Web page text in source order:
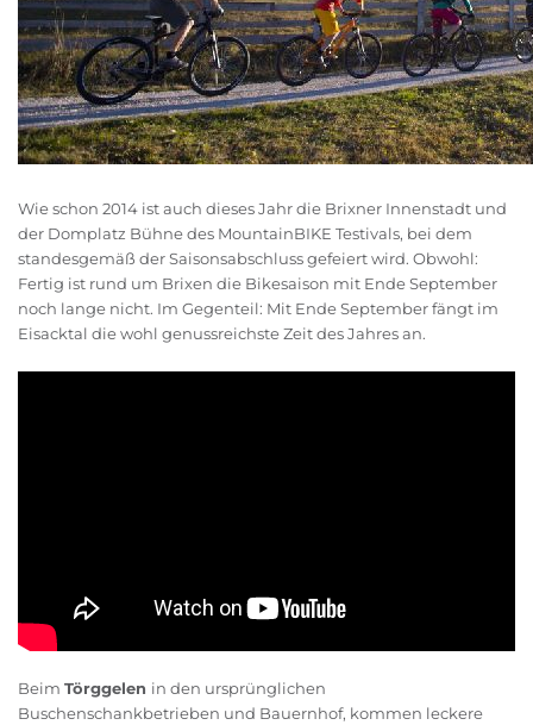
Wie schon 2014 ist auch dieses Jahr die Brixner Innenstadt und
der Domplatz Bühne des MountainBIKE Testivals, bei dem
standesgemäß der Saisonsabschluss gefeiert wird. Obwohl:
Fertig ist rund um Brixen die Bikesaison mit Ende September
noch lange nicht. Im Gegenteil: Mit Ende September fängt im
Eisacktal die wohl genussreichste Zeit des Jahres an.
Beim Törggelen in den ursprünglichen
Buschenschankbetrieben und Bauernhof, kommen leckere